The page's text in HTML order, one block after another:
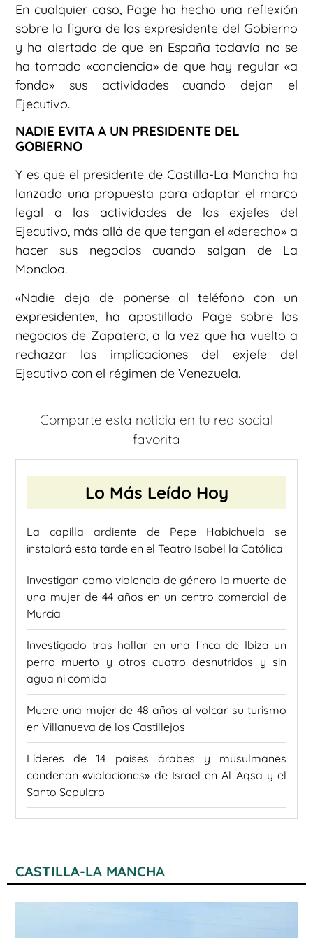
En cualquier caso, Page ha hecho una reflexión
sobre la figura de los expresidente del Gobierno
y ha alertado de que en España todavía no se
ha tomado «conciencia» de que hay regular «a
fondo» sus actividades cuando dejan el
Ejecutivo.
NADIE EVITA A UN PRESIDENTE DEL
GOBIERNO
Y es que el presidente de Castilla-La Mancha ha
lanzado una propuesta para adaptar el marco
legal a las actividades de los exjefes del
Ejecutivo, más allá de que tengan el «derecho» a
hacer sus negocios cuando salgan de La
Moncloa.
«Nadie deja de ponerse al teléfono con un
expresidente», ha apostillado Page sobre los
negocios de Zapatero, a la vez que ha vuelto a
rechazar las implicaciones del exjefe del
Ejecutivo con el régimen de Venezuela.
Comparte esta noticia en tu red social
favorita
Lo Más Leído Hoy
La capilla ardiente de Pepe Habichuela se
instalará esta tarde en el Teatro Isabel la Católica
Investigan como violencia de género la muerte de
una mujer de 44 años en un centro comercial de
Murcia
Investigado tras hallar en una finca de Ibiza un
perro muerto y otros cuatro desnutridos y sin
agua ni comida
Muere una mujer de 48 años al volcar su turismo
en Villanueva de los Castillejos
Líderes de 14 países árabes y musulmanes
condenan «violaciones» de Israel en Al Aqsa y el
Santo Sepulcro
CASTILLA-LA MANCHA